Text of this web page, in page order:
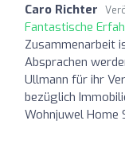
Caro Richter
Fantastische
Zusammenarbeit
Absprachen
Ullmann für ihr
bezüglich
Wohnjuwel Home